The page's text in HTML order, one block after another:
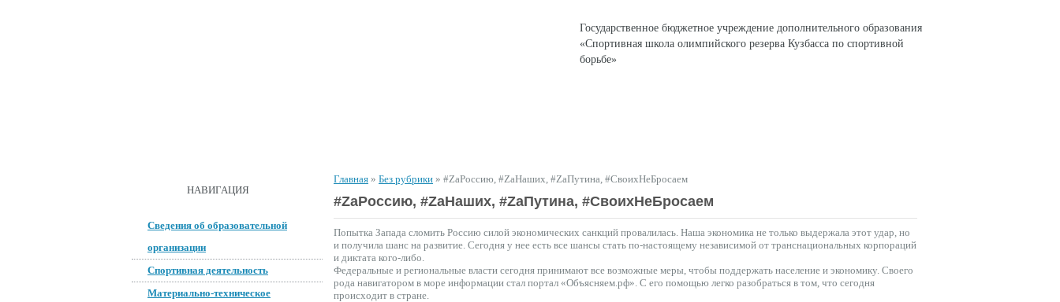
Государственное бюджетное учреждение дополнительного образования
«Спортивная школа олимпийского резерва Кузбасса по спортивной
борьбе»
НАВИГАЦИЯ
Сведения об образовательной
организации
Спортивная деятельность
Материально-техническое
Главная » Без рубрики » #ZаРоссию, #ZаНаших, #ZаПутина, #СвоихНеБросаем
#ZаРоссию, #ZаНаших, #ZаПутина, #СвоихНеБросаем
Попытка Запада сломить Россию силой экономических санкций провалилась. Наша экономика не только выдержала этот удар, но
и получила шанс на развитие. Сегодня у нее есть все шансы стать по-настоящему независимой от транснациональных корпораций
и диктата кого-либо.
Федеральные и региональные власти сегодня принимают все возможные меры, чтобы поддержать население и экономику. Своего
рода навигатором в море информации стал портал «Объясняем.рф». С его помощью легко разобраться в том, что сегодня
происходит в стране.